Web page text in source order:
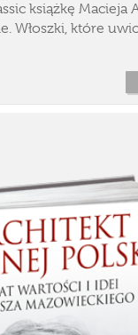
książkę Macieja
Włoszki, które